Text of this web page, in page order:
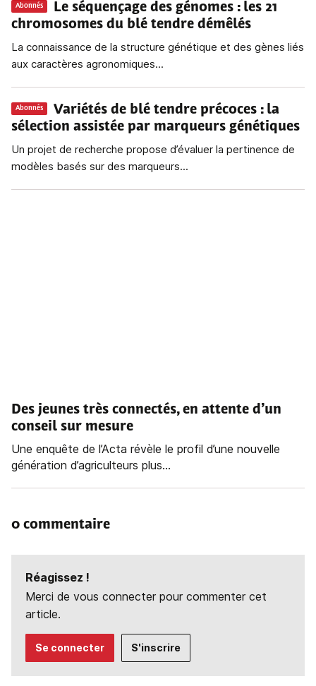
Abonnés Le séquençage des génomes : les 21
chromosomes du blé tendre démêlés
La connaissance de la structure génétique et des gènes liés
aux caractères agronomiques...
Abonnés Variétés de blé tendre précoces : la
sélection assistée par marqueurs génétiques
Un projet de recherche propose d’évaluer la pertinence de
modèles basés sur des marqueurs...
Des jeunes très connectés, en attente d’un
conseil sur mesure
Une enquête de l’Acta révèle le profil d’une nouvelle
génération d’agriculteurs plus...
0 commentaire
Réagissez !
Merci de vous connecter pour commenter cet
article.
Se connecter S'inscrire